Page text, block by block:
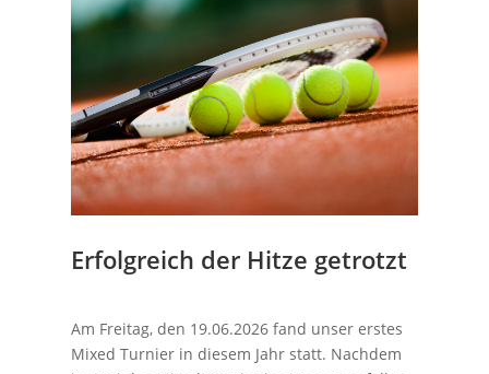
Erfolgreich der Hitze getrotzt
Am Freitag, den 19.06.2026 fand unser erstes
Mixed Turnier in diesem Jahr statt. Nachdem